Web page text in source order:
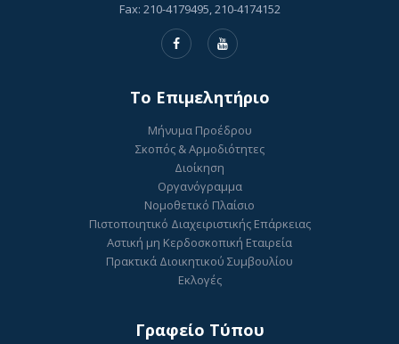
Fax: 210-4179495, 210-4174152
To Επιμελητήριο
Μήνυμα Προέδρου
Σκοπός & Αρμοδιότητες
Διοίκηση
Οργανόγραμμα
Νομοθετικό Πλαίσιο
Πιστοποιητικό Διαχειριστικής Επάρκειας
Αστική μη Κερδοσκοπική Εταιρεία
Πρακτικά Διοικητικού Συμβουλίου
Εκλογές
Γραφείο Τύπου